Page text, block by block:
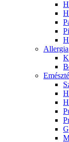
Allergia